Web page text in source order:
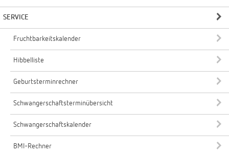
SERVICE
Fruchtbarkeitskalender
Hibbelliste
Geburtsterminrechner
Schwangerschaftsterminübersicht
Schwangerschaftskalender
BMI-Rechner